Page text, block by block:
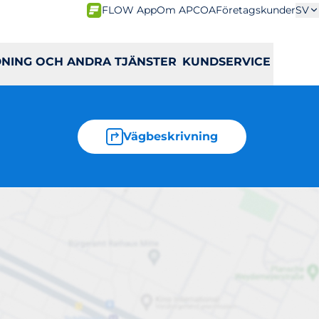
FLOW AppOm APCOAFöretagskunderSV
OCH ANDRA TJÄNSTER KUNDSERVICE
Vägbeskrivning